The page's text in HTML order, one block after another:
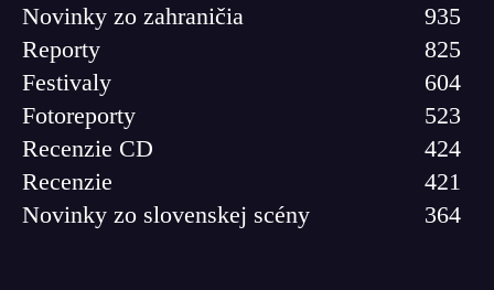
Novinky zo zahraničia
935
Reporty
825
Festivaly
604
Fotoreporty
523
Recenzie CD
424
Recenzie
421
Novinky zo slovenskej scény
364